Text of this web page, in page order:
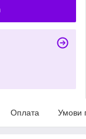
Оплата Умови